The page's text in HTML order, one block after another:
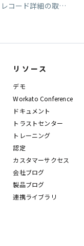
IDによるレコード詳細の取得
リソース
デモ
Workato Conference
ドキュメント
トラストセンター
トレーニング
認定
カスタマーサクセス
会社ブログ
製品ブログ
連携ライブラリ